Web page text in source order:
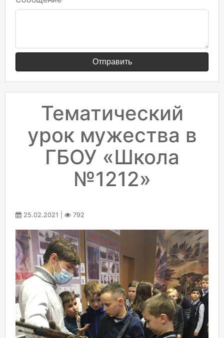
Отправить
Тематический
урок мужества в
ГБОУ «Школа
№1212»
25.02.2021 | 792